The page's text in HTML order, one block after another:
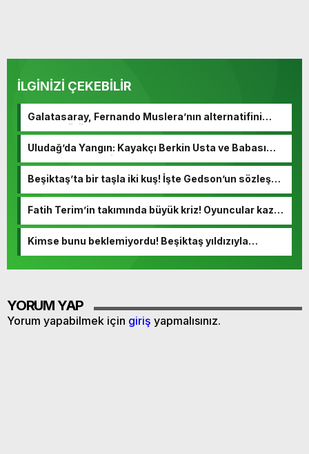
İLGİNİZİ ÇEKEBİLİR
Galatasaray, Fernando Muslera’nın alternatifini
buldu! Görüşmeler başladı
Uludağ’da Yangın: Kayakçı Berkin Usta ve Babası
Hayatını Kaybetti
Beşiktaş’ta bir taşla iki kuş! İşte Gedson’un sözleşme
Fatih Terim’in takımında büyük kriz! Oyuncular kazan
Kimse bunu beklemiyordu! Beşiktaş yıldızıyla
YORUM YAP
Yorum yapabilmek için giriş yapmalısınız.